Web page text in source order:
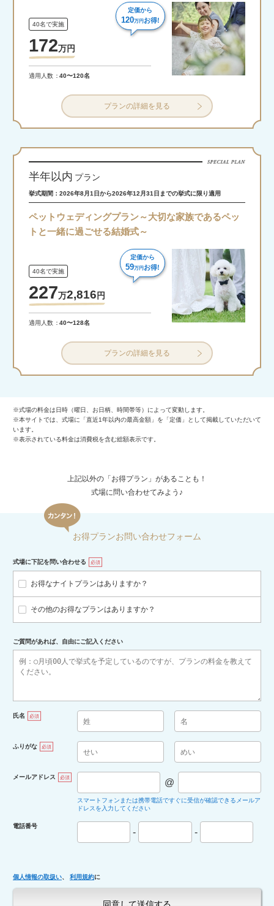
40名で実施
172万円
定価から
120万円お得!
適用人数 40〜120名
プランの詳細を見る
半年以内 プラン
挙式期間：2026年8月1日から2026年12月31日までの挙式に限り適用
ペットウェディングプラン～大切な家族であるペッ
トと一緒に過ごせる結婚式～
40名で実施
227万2,816円
定価から
59万円お得!
適用人数 40〜128名
プランの詳細を見る
※式場の料金は日時（曜日、お日柄、時間帯等）によって変動します。
※本サイトでは、式場に「直近1年以内の最高金額」を「定価」として掲載していただいて
います。
※表示されている料金は消費税を含む総額表示です。
上記以外の「お得プラン」があることも！
式場に問い合わせてみよう♪
お得プランお問い合わせフォーム
式場に下記を問い合わせる 必須
お得なナイトプランはありますか？
その他のお得なプランはありますか？
ご質問があれば、自由にご記入ください
氏名 必須
ふりがな 必須
メールアドレス 必須
@
スマートフォンまたは携帯電話ですぐに受信が確認できるメールア
ドレスを入力してください
電話番号
- -
個人情報の取扱い 利用規約に